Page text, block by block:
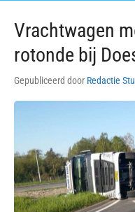
Vrachtwagen
rotonde bij
Gepubliceerd door Redactie